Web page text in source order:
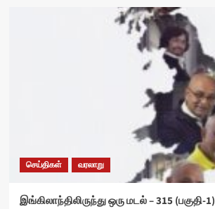
செய்திகள் வரலாறு
இங்கிலாந்திலிருந்து ஒரு மடல் – 315 (பகுதி-1)